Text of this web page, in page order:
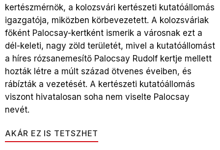
kertészmérnök, a kolozsvári kertészeti kutatóállomás
igazgatója, miközben körbevezetett. A kolozsváriak
főként Palocsay-kertként ismerik a városnak ezt a
dél-keleti, nagy zöld területét, mivel a kutatóállomást
a híres rózsanemesítő Palocsay Rudolf kertje mellett
hozták létre a múlt század ötvenes éveiben, és
rábízták a vezetését. A kertészeti kutatóállomás
viszont hivatalosan soha nem viselte Palocsay
nevét.
AKÁR EZ IS TETSZHET